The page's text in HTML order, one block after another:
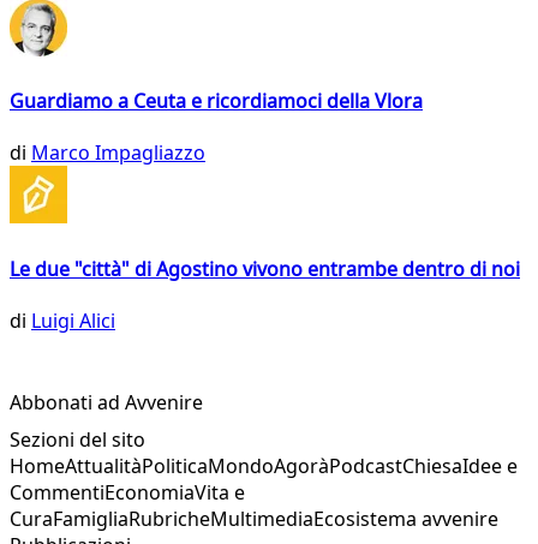
Guardiamo a Ceuta e ricordiamoci della Vlora
di Marco Impagliazzo
Le due "città" di Agostino vivono entrambe dentro di noi
di Luigi Alici
Abbonati ad Avvenire
Sezioni del sito
HomeAttualitàPoliticaMondoAgoràPodcastChiesaIdee e
CommentiEconomiaVita e
CuraFamigliaRubricheMultimediaEcosistema avvenire